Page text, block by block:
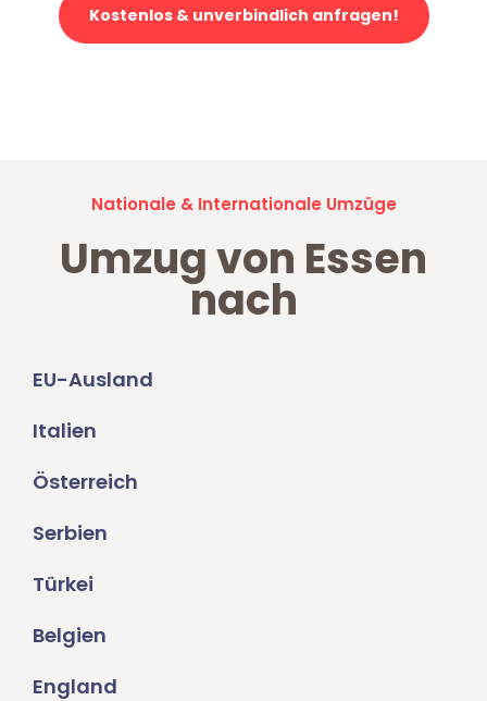
Kostenlos & unverbindlich anfragen!
Nationale & Internationale Umzüge
Umzug von Essen
nach
EU-Ausland
Italien
Österreich
Serbien
Türkei
Belgien
England